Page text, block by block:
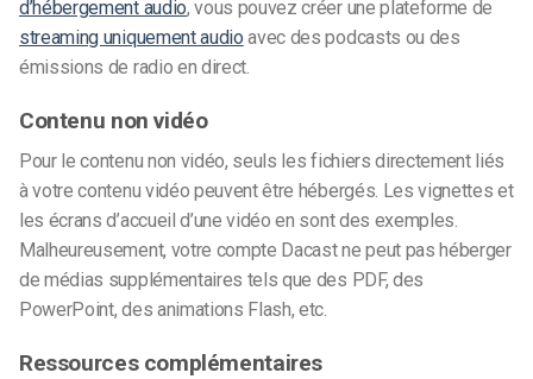
d’hébergement audio, vous pouvez créer uneplateforme de
streaming uniquement audio avec des podcasts ou des
émissions de radio en direct.
Contenu non vidéo
Pour le contenu non vidéo, seuls les fichiers directement liés
à votre contenu vidéo peuvent être hébergés. Les vignettes et
les écrans d’accueil d’une vidéo en sont des exemples.
Malheureusement, votre compte Dacast ne peut pas héberger
de médias supplémentaires tels que des PDF, des
PowerPoint, des animations Flash, etc.
Ressources complémentaires